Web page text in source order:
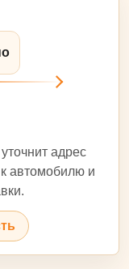
адрес
к автомобилю и